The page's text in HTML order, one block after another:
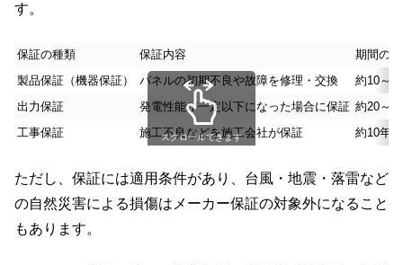
す。
保証の種類 保証内容
期間の
製品保証（機器保証）
パネルの初期不良や故障を修理・交換
約10～
出力保証
発電性能が一定以下になった場合に保証 約20～
工事保証
施工不良などを施工会社が保証 約10年
スクロールできます
ただし、保証には適用条件があり、台風・地震・落雷など
の自然災害による損傷はメーカー保証の対象外になること
もあります。